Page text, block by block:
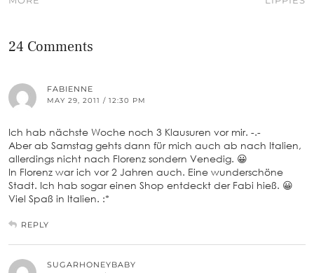
24 Comments
FABIENNE
MAY 29, 2011 / 12:30 PM
Ich hab nächste Woche noch 3 Klausuren vor mir. -.-
Aber ab Samstag gehts dann für mich auch ab nach Italien,
allerdings nicht nach Florenz sondern Venedig. 😀
In Florenz war ich vor 2 Jahren auch. Eine wunderschöne
Stadt. Ich hab sogar einen Shop entdeckt der Fabi hieß. 😀
Viel Spaß in Italien. :*
REPLY
SUGARHONEYBABY